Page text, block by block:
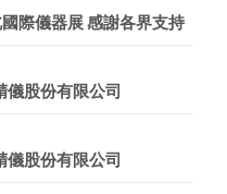
際儀器展 感謝各界支持
儀股份有限公司
儀股份有限公司